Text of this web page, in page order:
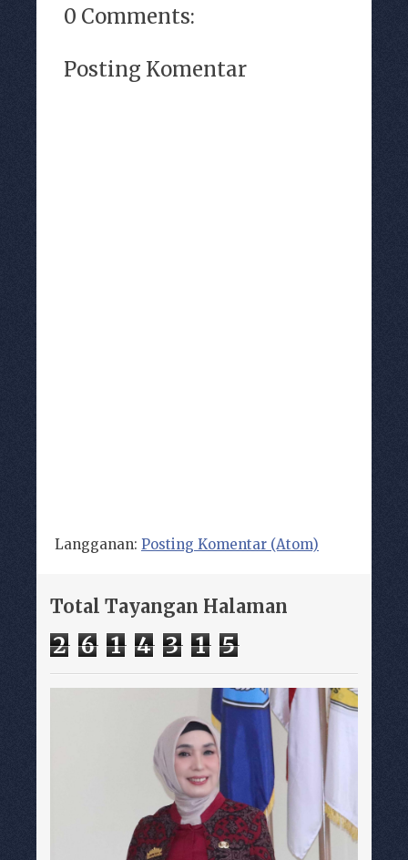
0 Comments:
Posting Komentar
Langganan: Posting Komentar (Atom)
Total Tayangan Halaman
2 6 1 4 3 1 5